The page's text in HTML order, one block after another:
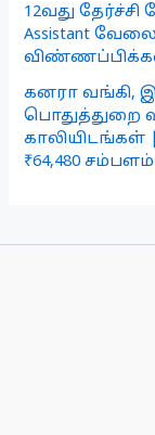
12வது
Assistant
கனரா வங்கி,
பொதுத்துறை
காலியிடங்கள் |
₹64,480 சம்பளம்